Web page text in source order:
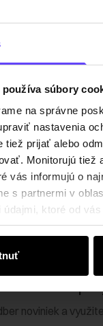
súbory
na správne
nastavenia
tiež prijať alebo
Monitorujú tiež
vás informujú o
s partnermi v
ktoré od
noviniek a